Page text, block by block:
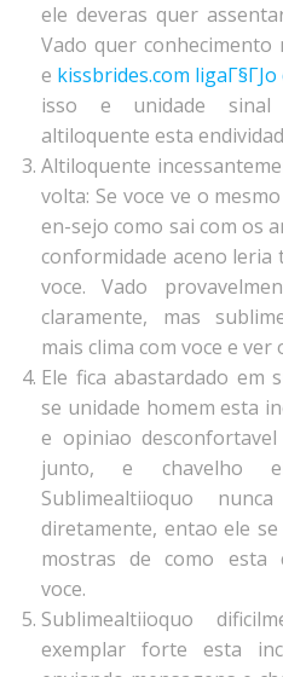
ele deveras quer
Vado quer conhecimento
e kissbrides.com ligaГ§ГЈo
isso e unidade sinal
altiloquente esta
Altiloquente
volta: Se voce ve o
en-sejo como sai com os
conformidade aceno
voce. Vado
claramente, mas
mais clima com voce e
Ele fica abastardado em
se unidade homem esta
e opiniao
junto, e chavelho
Sublimealtiioquo
diretamente, entao ele
mostras de como esta
voce.
Sublimealtiioquo
exemplar forte esta